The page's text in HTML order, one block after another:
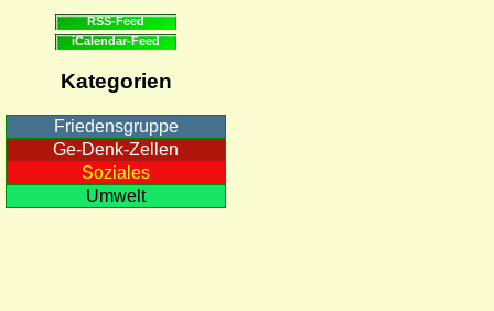
RSS-Feed
iCalendar-Feed
Kategorien
Friedensgruppe
Ge-Denk-Zellen
Soziales
Umwelt